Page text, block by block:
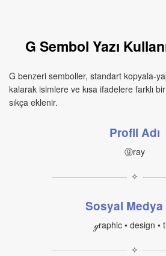
G Sembol Yazı
G benzeri semboller, standart kopyala-
kalarak isimlere ve kısa ifadelere farklı
sıkça eklenir.
Profil Adı
ⓖray
✧
Sosyal Medya
ℊraphic • design •
✧